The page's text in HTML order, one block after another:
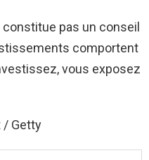
pas un conseil
comportent
vous exposez
/ Getty